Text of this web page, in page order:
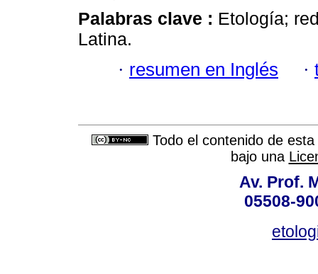
Palabras clave : Etología;
Latina.
· resumen en Inglés ·
Todo el contenido de
bajo una
Av. Prof.
05508-